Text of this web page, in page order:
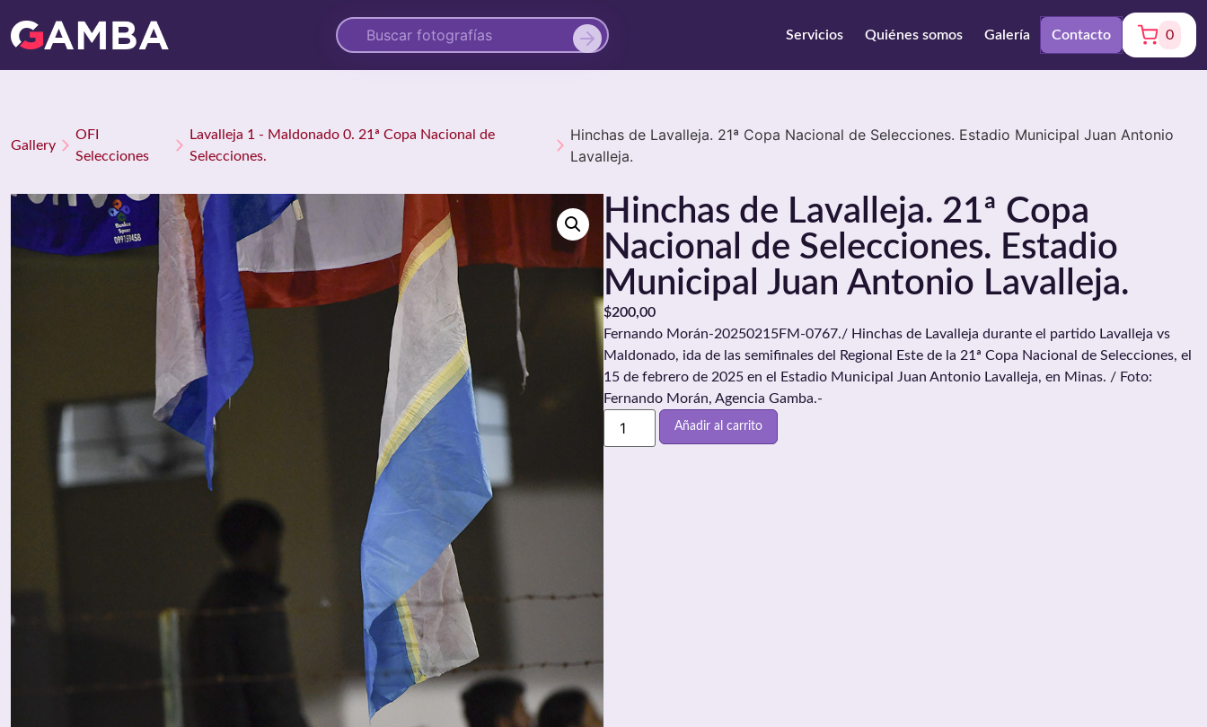
Servicios Quiénes somos Galería Contacto 0
Gallery
OFI
Selecciones
Lavalleja 1 - Maldonado 0. 21ª Copa Nacional de
Selecciones.
Hinchas de Lavalleja. 21ª Copa Nacional de Selecciones. Estadio Municipal Juan Antonio
Lavalleja.
Hinchas de Lavalleja. 21ª Copa
Nacional de Selecciones. Estadio
Municipal Juan Antonio Lavalleja.
$200,00
Fernando Morán-20250215FM-0767./ Hinchas de Lavalleja durante el partido Lavalleja vs
Maldonado, ida de las semifinales del Regional Este de la 21ª Copa Nacional de Selecciones, el
15 de febrero de 2025 en el Estadio Municipal Juan Antonio Lavalleja, en Minas. / Foto:
Fernando Morán, Agencia Gamba.-
Añadir al carrito